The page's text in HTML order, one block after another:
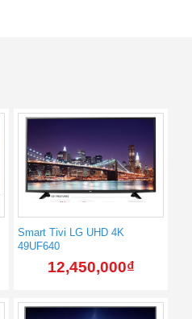
Smart Tivi LG UHD 4K
49UF640
12,450,000₫